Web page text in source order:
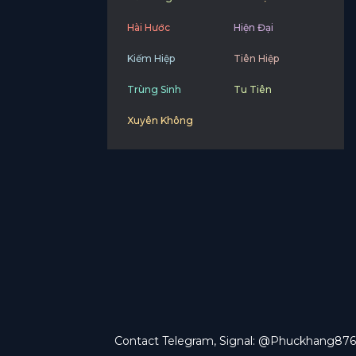
Hài Hước Hiện Đại
Kiếm Hiệp Tiên Hiệp
Trùng Sinh Tu Tiên
Xuyên Không
Contact Telegram, Signal: @Phuckhang876